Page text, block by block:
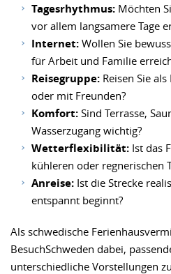
Tagesrhythmus: Möchten
vor allem langsamere Tage
Internet: Wollen Sie
für Arbeit und Familie
Reisegruppe: Reisen Sie
oder mit Freunden?
Komfort: Sind Terrasse,
Wasserzugang wichtig?
Wetterflexibilität: Ist das
kühleren oder regnerischen
Anreise: Ist die Strecke
entspannt beginnt?
Als schwedische
BesuchSchweden dabei,
unterschiedliche Vorstellungen